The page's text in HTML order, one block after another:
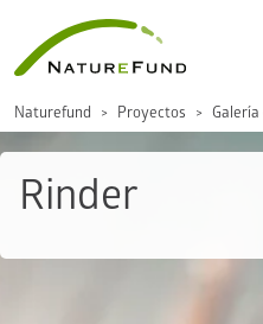
Naturefund Proyectos Galería
Rinder